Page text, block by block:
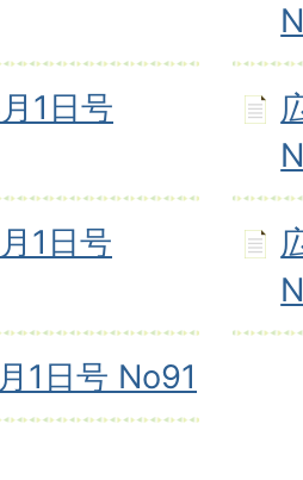
1日号
1日号
1日号 No91